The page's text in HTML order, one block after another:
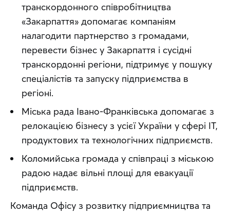
транскордонного співробітництва
«Закарпаття» допомагає компаніям
налагодити партнерство з громадами,
перевести бізнес у Закарпаття і сусідні
транскордонні регіони, підтримує у пошуку
спеціалістів та запуску підприємства в
регіоні.
Міська рада Івано-Франківська допомагає з
релокацією бізнесу з усієї України у сфері IT,
продуктових та технологічних підприємств.
Коломийська громада у співпраці з міською
радою надає вільні площі для евакуації
підприємств.
Команда Офісу з розвитку підприємництва та